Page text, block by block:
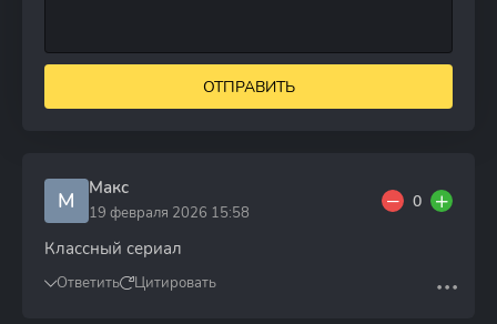
ОТПРАВИТЬ
М Макс
19 февраля 2026 15:58
0
Классный сериал
Ответить Цитировать